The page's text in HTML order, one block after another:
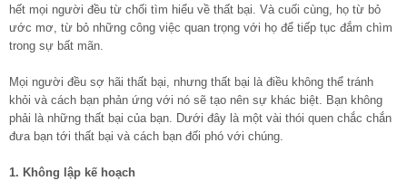
hết mọi người đều từ chối tìm hiểu về thất bại. Và cuối cùng, họ từ bỏ
ước mơ, từ bỏ những công việc quan trọng với họ để tiếp tục đắm chìm
trong sự bất mãn.
Mọi người đều sợ hãi thất bại, nhưng thất bại là điều không thể tránh
khỏi và cách bạn phản ứng với nó sẽ tạo nên sự khác biệt. Bạn không
phải là những thất bại của bạn. Dưới đây là một vài thói quen chắc chắn
đưa bạn tới thất bại và cách bạn đối phó với chúng.
1. Không lập kế hoạch